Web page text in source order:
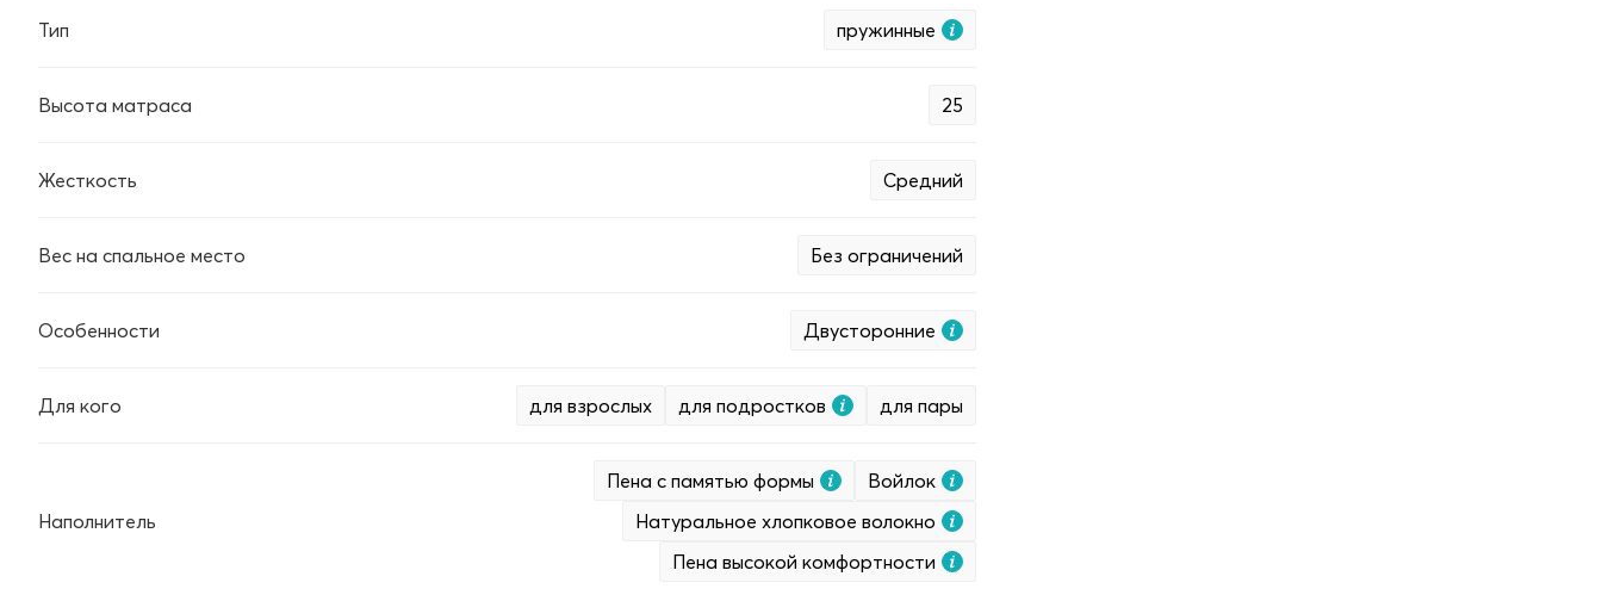
Тип пружинные
Высота матраса 25
Жесткость Средний
Вес на спальное место Без ограничений
Особенности Двусторонние
Для кого для взрослых для подростков для пары
Наполнитель
Пена с памятью формы
Войлок
Натуральное хлопковое волокно
Пена высокой комфортности